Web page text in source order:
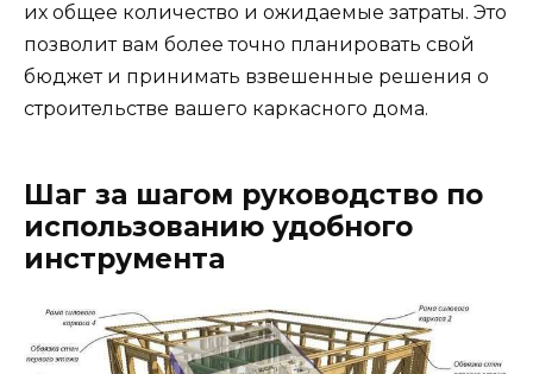
их общее количество и ожидаемые затраты. Это
позволит вам более точно планировать свой
бюджет и принимать взвешенные решения о
строительстве вашего каркасного дома.
Шаг за шагом руководство по
использованию удобного
инструмента